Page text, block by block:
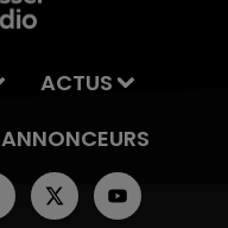
ACTUS
ANNONCEURS